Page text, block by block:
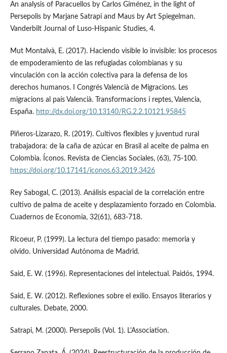
An analysis of Paracuellos by Carlos Giménez, in the light of
Persepolis by Marjane Satrapi and Maus by Art Spiegelman.
Vanderbilt Journal of Luso-Hispanic Studies, 4.
Mut Montalvà, E. (2017). Haciendo visible lo invisible: los procesos
de empoderamiento de las refugiadas colombianas y su
vinculación con la acción colectiva para la defensa de los
derechos humanos. I Congrés Valencià de Migracions. Les
migracions al país Valencià. Transformacions i reptes, Valencia,
España. http://dx.doi.org/10.13140/RG.2.2.10121.95845
Piñeros-Lizarazo, R. (2019). Cultivos flexibles y juventud rural
trabajadora: de la caña de azúcar en Brasil al aceite de palma en
Colombia. Íconos. Revista de Ciencias Sociales, (63), 75-100.
https://doi.org/10.17141/iconos.63.2019.3426
Rey Sabogal, C. (2013). Análisis espacial de la correlación entre
cultivo de palma de aceite y desplazamiento forzado en Colombia.
Cuadernos de Economía, 32(61), 683-718.
Ricoeur, P. (1999). La lectura del tiempo pasado: memoria y
olvido. Universidad Autónoma de Madrid.
Said, E. W. (1996). Representaciones del intelectual. Paidós, 1994.
Said, E. W. (2012). Reflexiones sobre el exilio. Ensayos literarios y
culturales. Debate, 2000.
Satrapi, M. (2000). Persepolis (Vol. 1). L'Association.